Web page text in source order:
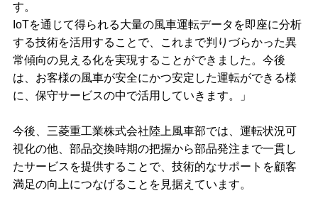
す。
IoTを通じて得られる大量の風車運転データを即座に分析
する技術を活用することで、これまで判りづらかった異
常傾向の見える化を実現することができました。今後
は、お客様の風車が安全にかつ安定した運転ができる様
に、保守サービスの中で活用していきます。」
今後、三菱重工業株式会社陸上風車部では、運転状況可
視化の他、部品交換時期の把握から部品発注まで一貫し
たサービスを提供することで、技術的なサポートを顧客
満足の向上につなげることを見据えています。